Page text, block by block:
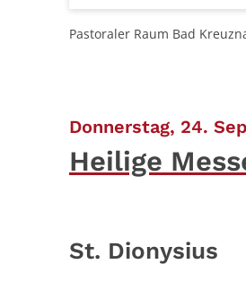
Pastoraler Raum Bad
Donnerstag, 24.
Heilige
St. Dionysius